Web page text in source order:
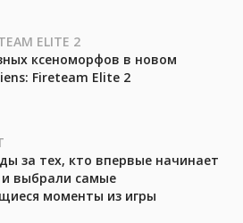
ELITE 2
ксеноморфов в новом
Fireteam Elite 2
за тех, кто впервые начинает
и выбрали самые
моменты из игры